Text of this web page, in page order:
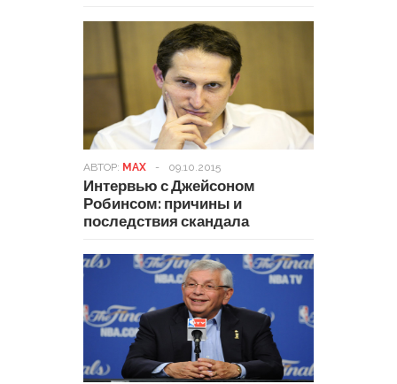
АВТОР: MAX - 09.10.2015
Интервью с Джейсоном
Робинсом: причины и
последствия скандала